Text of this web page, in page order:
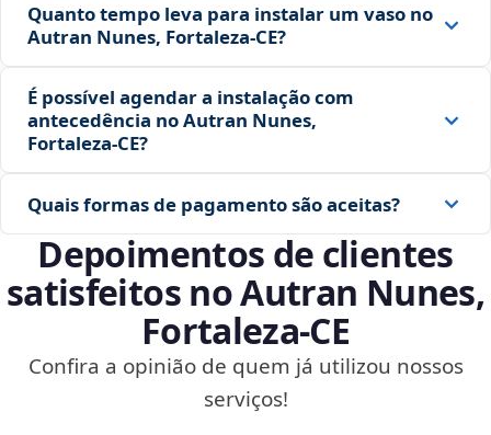
Quanto tempo leva para instalar um vaso no
Autran Nunes, Fortaleza‑CE?
É possível agendar a instalação com
antecedência no Autran Nunes,
Fortaleza‑CE?
Quais formas de pagamento são aceitas?
Depoimentos de clientes
satisfeitos no Autran Nunes,
Fortaleza‑CE
Confira a opinião de quem já utilizou nossos
serviços!